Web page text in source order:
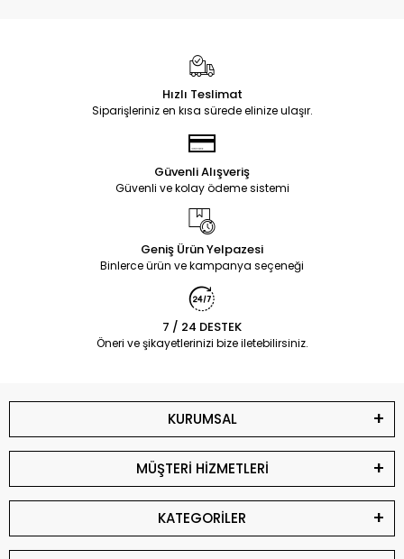
Hızlı Teslimat
Siparişleriniz en kısa sürede elinize ulaşır.
Güvenli Alışveriş
Güvenli ve kolay ödeme sistemi
Geniş Ürün Yelpazesi
Binlerce ürün ve kampanya seçeneği
7 / 24 DESTEK
Öneri ve şikayetlerinizi bize iletebilirsiniz.
KURUMSAL
MÜŞTERİ HİZMETLERİ
KATEGORİLER